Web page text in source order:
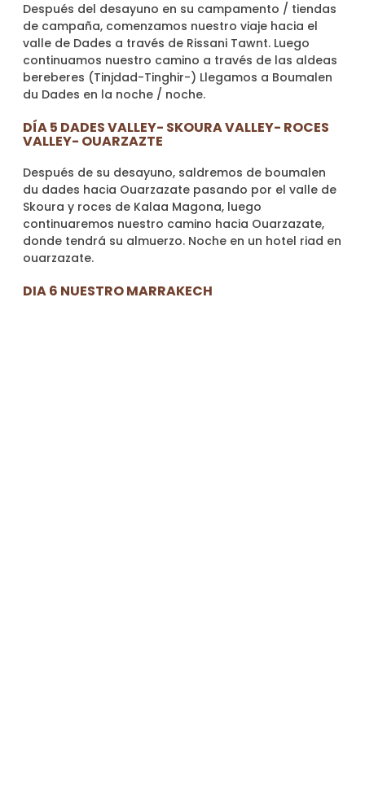
Después del desayuno en su campamento / tiendas
de campaña, comenzamos nuestro viaje hacia el
valle de Dades a través de Rissani Tawnt. Luego
continuamos nuestro camino a través de las aldeas
bereberes (Tinjdad-Tinghir-) Llegamos a Boumalen
du Dades en la noche / noche.
DÍA 5 DADES VALLEY- SKOURA VALLEY- ROCES
VALLEY- OUARZAZTE
Después de su desayuno, saldremos de boumalen
du dades hacia Ouarzazate pasando por el valle de
Skoura y roces de Kalaa Magona, luego
continuaremos nuestro camino hacia Ouarzazate,
donde tendrá su almuerzo. Noche en un hotel riad en
ouarzazate.
DIA 6 NUESTRO MARRAKECH